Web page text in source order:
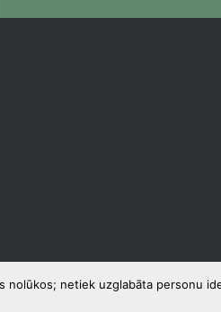
netiek uzglabāta personu